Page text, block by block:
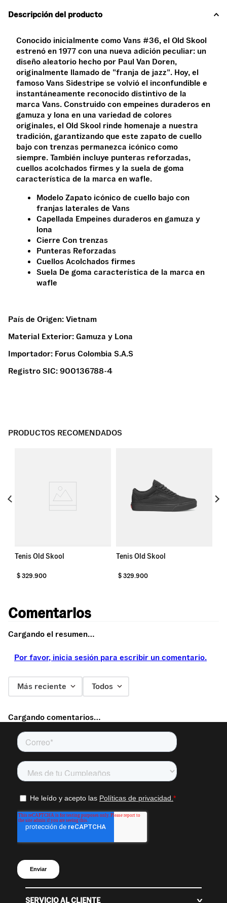
Descripción del producto
Conocido inicialmente como Vans #36, el Old Skool
estrenó en 1977 con una nueva adición peculiar: un
diseño aleatorio hecho por Paul Van Doren,
originalmente llamado de "franja de jazz". Hoy, el
famoso Vans Sidestripe se volvió el inconfundible e
instantáneamente reconocido distintivo de la
marca Vans. Construido con empeines duraderos en
gamuza y lona en una variedad de colores
originales, el Old Skool rinde homenaje a nuestra
tradición, garantizando que este zapato de cuello
bajo con trenzas permanezca icónico como
siempre. También incluye punteras reforzadas,
cuellos acolchados firmes y la suela de goma
característica de la marca en wafle.
Modelo Zapato icónico de cuello bajo con
franjas laterales de Vans
Capellada Empeines duraderos en gamuza y
lona
Cierre Con trenzas
Punteras Reforzadas
Cuellos Acolchados firmes
Suela De goma característica de la marca en
wafle
País de Origen:Vietnam
Material Exterior:Gamuza y Lona
Importador: Forus Colombia S.A.S
Registro SIC:900136788-4
PRODUCTOS RECOMENDADOS
Tenis Old Skool
$ 329.900
Tenis Old Skool
$ 329.900
Comentarios
Cargando el resumen…
Por favor, inicia sesión para escribir un comentario.
Más reciente Todos
Cargando comentarios…
SERVICIO AL CLIENTE